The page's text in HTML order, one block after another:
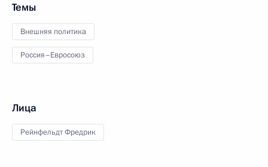
Темы
Внешняя политика
Россия–Евросоюз
Лица
Рейнфельдт Фредрик